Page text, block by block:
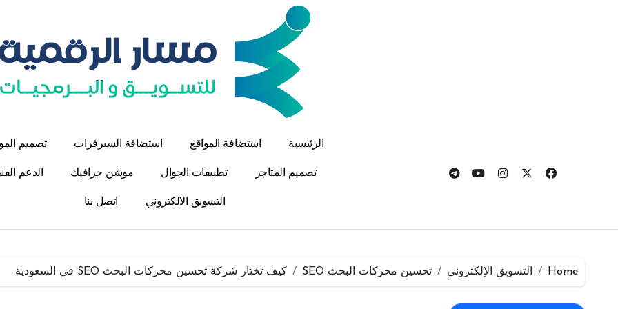
الرئيسية استضافة المواقع استضافة السيرفرات تصميم
تصميم المتاجر تطبيقات الجوال موشن جرافيك الدعم
التسويق الالكتروني اتصل بنا
Home التسويق الإلكتروني تحسين محركات البحث SEO كيف تختار شركة تحسين محركات البحث SEO في السعودية